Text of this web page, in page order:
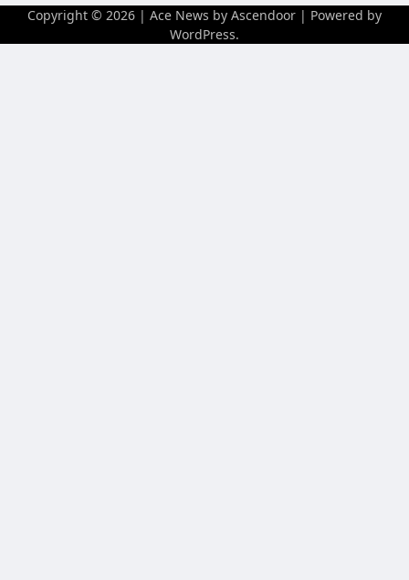
Copyright © 2026 | Ace News by Ascendoor | Powered by
WordPress.